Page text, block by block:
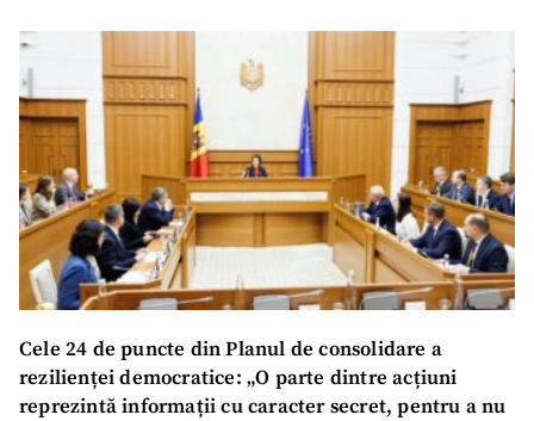
Cele 24 de puncte din Planul de consolidare a
rezilienței democratice: „O parte dintre acțiuni
reprezintă informații cu caracter secret, pentru a nu